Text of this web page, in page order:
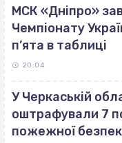
МСК «Дніпро»
Чемпіонату
п’ята в таблиці
20:04
У Черкаській
оштрафували 7
пожежної